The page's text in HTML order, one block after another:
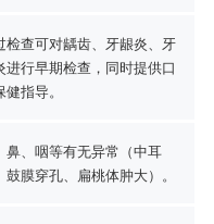
检查可对龋齿、牙龈炎、牙
进行早期检查，同时提供口
健指导。
鼻、咽等有无异常（中耳
鼓膜穿孔、扁桃体肿大）。